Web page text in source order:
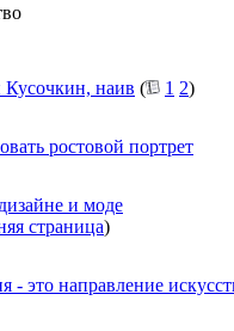
наив ( 1 2)
ростовой портрет
и моде
страница)
- это направление